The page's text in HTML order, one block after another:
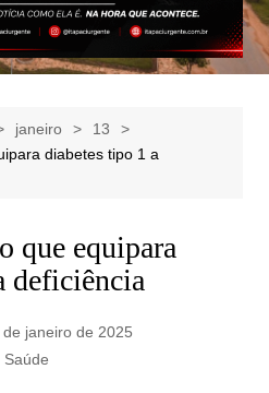
janeiro
13
diabetes tipo 1 a
que equipara
deficiência
de janeiro de 2025
Saúde